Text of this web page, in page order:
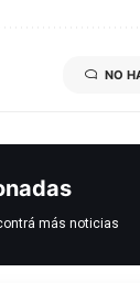
NO
más noticias